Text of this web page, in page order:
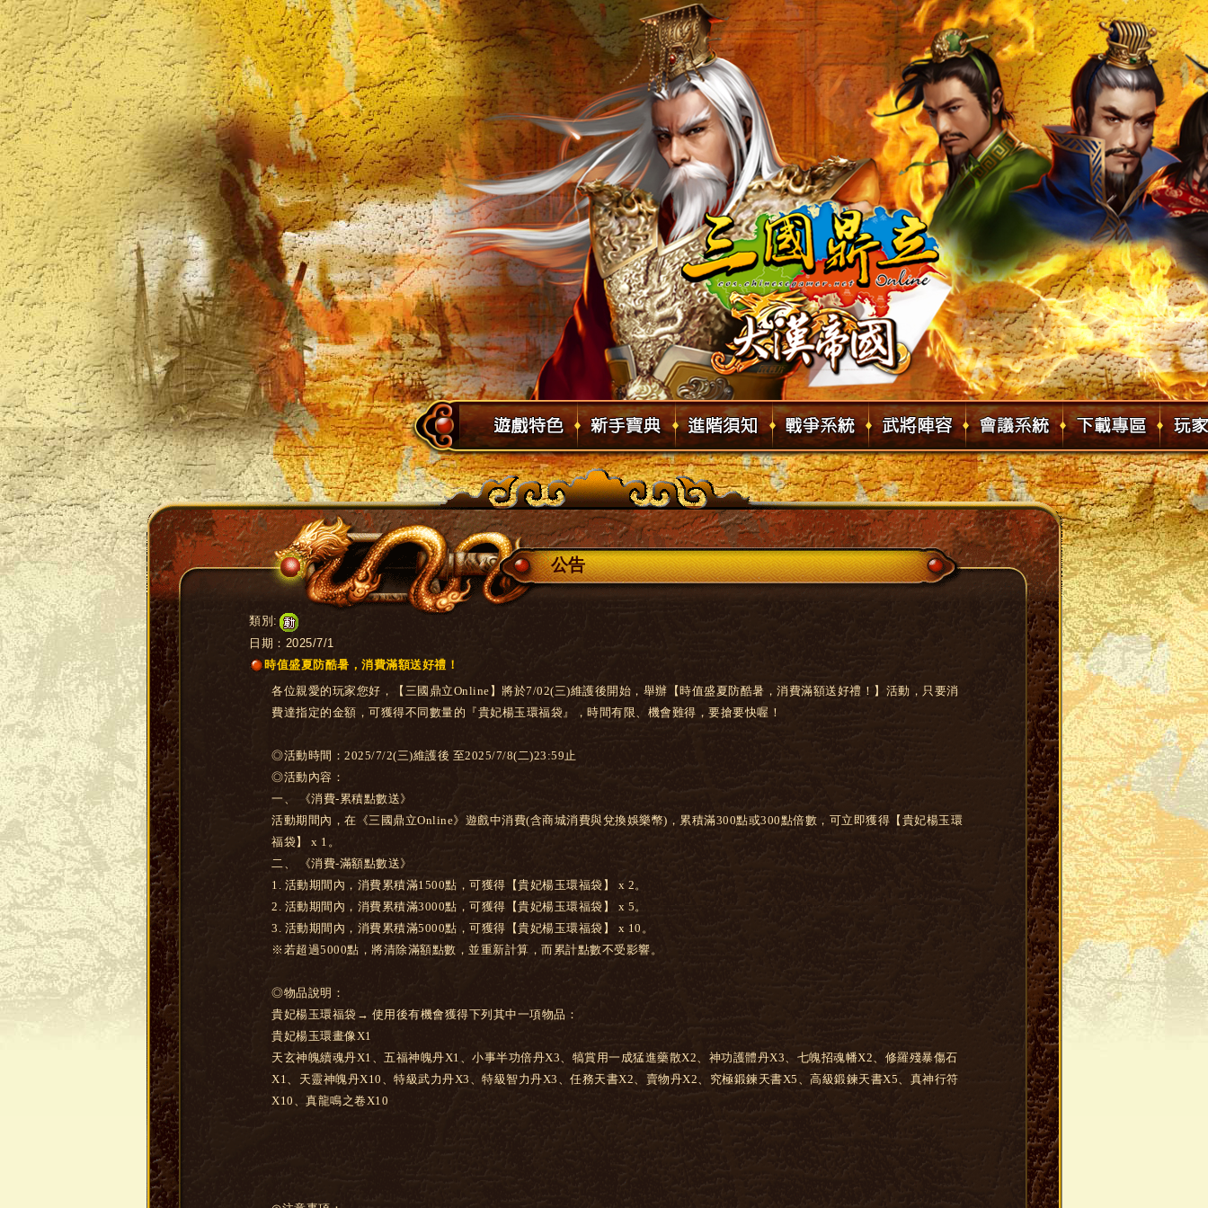
公告
類別:
日期：2025/7/1
時值盛夏防酷暑，消費滿額送好禮！
各位親愛的玩家您好，【三國鼎立Online】將於7/02(三)維護後開始，舉辦【時值盛夏防酷暑，消費滿額送好禮！】活動，只要消
費達指定的金額，可獲得不同數量的『貴妃楊玉環福袋』，時間有限、機會難得，要搶要快喔！
◎活動時間：2025/7/2(三)維護後 至2025/7/8(二)23:59止
◎活動內容：
一、 《消費-累積點數送》
活動期間內，在《三國鼎立Online》遊戲中消費(含商城消費與兌換娛樂幣)，累積滿300點或300點倍數，可立即獲得【貴妃楊玉環
福袋】 x 1。
二、 《消費-滿額點數送》
1. 活動期間內，消費累積滿1500點，可獲得【貴妃楊玉環福袋】 x 2。
2. 活動期間內，消費累積滿3000點，可獲得【貴妃楊玉環福袋】 x 5。
3. 活動期間內，消費累積滿5000點，可獲得【貴妃楊玉環福袋】 x 10。
※若超過5000點，將清除滿額點數，並重新計算，而累計點數不受影響。
◎物品說明：
貴妃楊玉環福袋→ 使用後有機會獲得下列其中一項物品：
貴妃楊玉環畫像X1
天玄神魄續魂丹X1、五福神魄丹X1、小事半功倍丹X3、犒賞用一成猛進藥散X2、神功護體丹X3、七魄招魂幡X2、修羅殘暴傷石
X1、天靈神魄丹X10、特級武力丹X3、特級智力丹X3、任務天書X2、賣物丹X2、究極鍛鍊天書X5、高級鍛鍊天書X5、真神行符
X10、真龍鳴之卷X10